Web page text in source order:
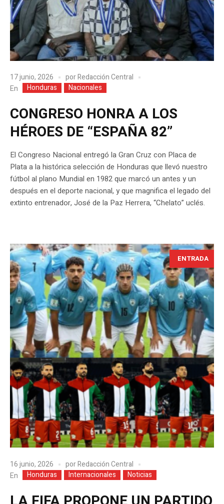
17 junio, 2026 porRedacción Central
En
Honduras Nacionales
CONGRESO HONRA A LOS
HÉROES DE “ESPAÑA 82”
El Congreso Nacional entregó la Gran Cruz con Placa de
Plata a la histórica selección de Honduras que llevó nuestro
fútbol al plano Mundial en 1982 que marcó un antes y un
después en el deporte nacional, y que magnifica el legado del
extinto entrenador, José de la Paz Herrera, “Chelato” uclés.
ENTRADA
16 junio, 2026 porRedacción Central
En
Honduras Internacionales Noticias